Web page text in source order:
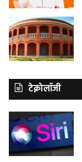
टेक्नोलॉजी